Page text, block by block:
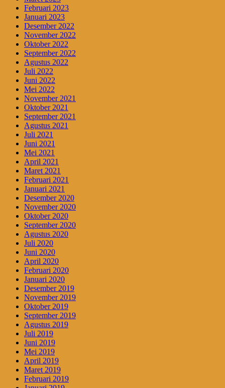
Februari 2023
Januari 2023
Desember 2022
November 2022
Oktober 2022
September 2022
Agustus 2022
Juli 2022
Juni 2022
Mei 2022
November 2021
Oktober 2021
September 2021
Agustus 2021
Juli 2021
Juni 2021
Mei 2021
April 2021
Maret 2021
Februari 2021
Januari 2021
Desember 2020
November 2020
Oktober 2020
September 2020
Agustus 2020
Juli 2020
Juni 2020
April 2020
Februari 2020
Januari 2020
Desember 2019
November 2019
Oktober 2019
September 2019
Agustus 2019
Juli 2019
Juni 2019
Mei 2019
April 2019
Maret 2019
Februari 2019